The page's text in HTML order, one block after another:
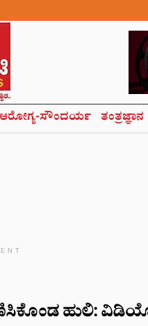
ಆರೋಗ್ಯ-ಸೌಂದರ್ಯ ತಂತ್ರಜ್ಞಾನ
ಹುಲಿ: